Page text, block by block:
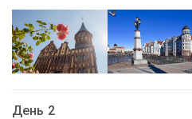
День 2